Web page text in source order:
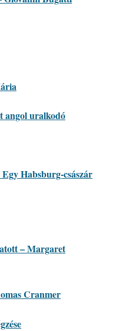
angol uralkodó
Habsburg-császár
– Margaret
Cranmer